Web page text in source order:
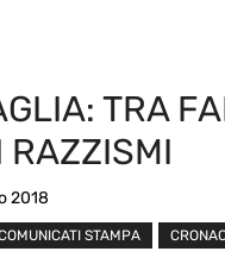
TRA
RAZZISMI
2018
STAMPA